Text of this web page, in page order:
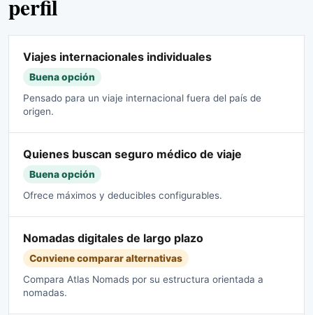
perfil
Viajes internacionales individuales
Buena opción
Pensado para un viaje internacional fuera del país de
origen.
Quienes buscan seguro médico de viaje
Buena opción
Ofrece máximos y deducibles configurables.
Nomadas digitales de largo plazo
Conviene comparar alternativas
Compara Atlas Nomads por su estructura orientada a
nomadas.